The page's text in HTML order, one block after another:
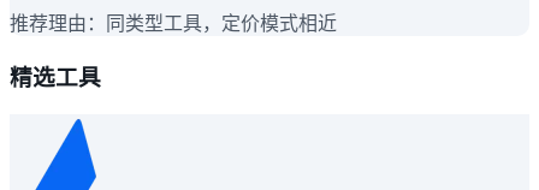
推荐理由： 同类型工具，定价模式相近
精选工具